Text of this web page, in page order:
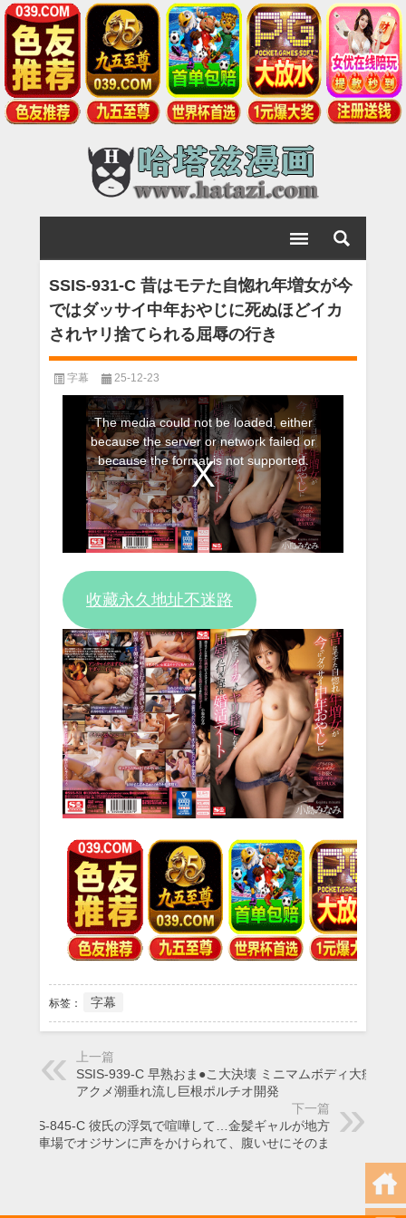
SSIS-931-C 昔はモテた自惚れ年増女が今
ではダッサイ中年おやじに死ぬほどイカ
されヤリ捨てられる屈辱の行き
字幕 25-12-23
This
modal
window.
The media could not be loaded, either
because the server or network failed or
because the format is not supported.
收藏永久地址不迷路
标签： 字幕
上一篇
SSIS-939-C 早熟おま●こ大決壊 ミニマムボディ大痙攣
アクメ潮垂れ流し巨根ポルチオ開発
下一篇
STARS-845-C 彼氏の浮気で喧嘩して…金髪ギャルが地方
の駐車場でオジサンに声をかけられて、腹いせにそのま